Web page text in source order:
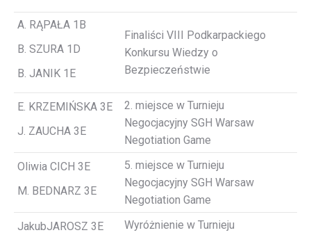
A. RĄPAŁA 1B
B. SZURA 1D
B. JANIK 1E
Finaliści VIII Podkarpackiego
Konkursu Wiedzy o
Bezpieczeństwie
E. KRZEMIŃSKA 3E
J. ZAUCHA 3E
2. miejsce w Turnieju
Negocjacyjny SGH Warsaw
Negotiation Game
Oliwia CICH 3E
M. BEDNARZ 3E
5. miejsce w Turnieju
Negocjacyjny SGH Warsaw
Negotiation Game
JakubJAROSZ 3E
Wyróżnienie w Turnieju